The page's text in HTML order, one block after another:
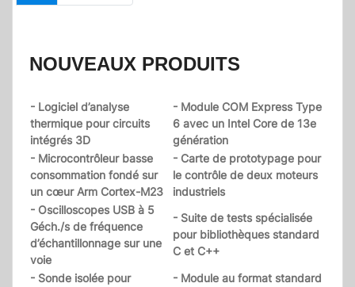
NOUVEAUX PRODUITS
- Logiciel d’analyse
thermique pour circuits
intégrés 3D
- Module COM Express Type
6 avec un Intel Core de 13e
génération
- Microcontrôleur basse
consommation fondé sur
un cœur Arm Cortex-M23
- Carte de prototypage pour
le contrôle de deux moteurs
industriels
- Oscilloscopes USB à 5
Géch./s de fréquence
d’échantillonnage sur une
voie
- Suite de tests spécialisée
pour bibliothèques standard
C et C++
- Sonde isolée pour
- Module au format standard